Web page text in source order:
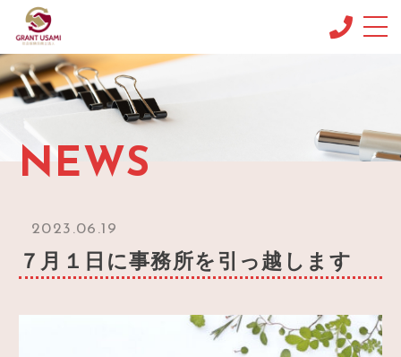
CONCEPT
コンセプト
MENU & PRICE
メニュー
BLOG
ブログ
NEWS
2023.06.19
７月１日に事務所を引っ越します